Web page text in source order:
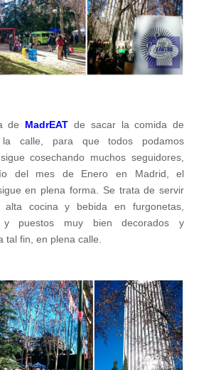
de MadrEAT de sacar la comida de
calle, para que todos podamos
cosechando muchos seguidores,
del mes de Enero en Madrid, el
en plena forma. Se trata de servir
alta cocina y bebida en furgonetas,
y puestos muy bien decorados y
tal fin, en plena calle.